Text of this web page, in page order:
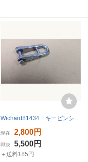
Wichard81434 キーピンシャックル
現在 2,800円
即決 5,500円
＋送料185円